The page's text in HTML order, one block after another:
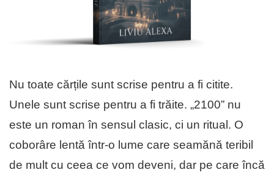
Nu toate cărțile sunt scrise pentru a fi citite.
Unele sunt scrise pentru a fi trăite. „2100” nu
este un roman în sensul clasic, ci un ritual. O
coborâre lentă într-o lume care seamănă teribil
de mult cu ceea ce vom deveni, dar pe care încă